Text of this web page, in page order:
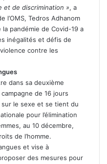
et de discrimination », a
l’OMS, Tedros Adhanom
pandémie de Covid-19 a
inégalités et défis de
contre les
dans sa deuxième
de 16 jours
le sexe et se tient du
pour l’élimination
au 10 décembre,
de l’homme.
et vise à
des mesures pour